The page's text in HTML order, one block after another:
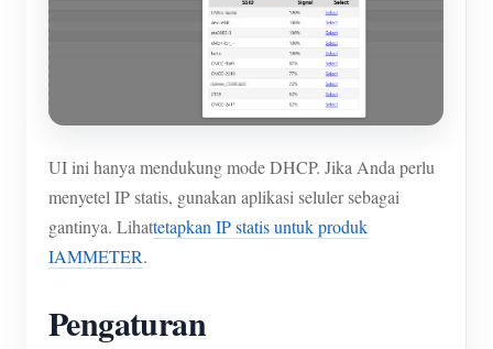
UI ini hanya mendukung mode DHCP. Jika Anda perlu
menyetel IP statis, gunakan aplikasi seluler sebagai
gantinya. Lihattetapkan IP statis untuk produk
IAMMETER.
Pengaturan